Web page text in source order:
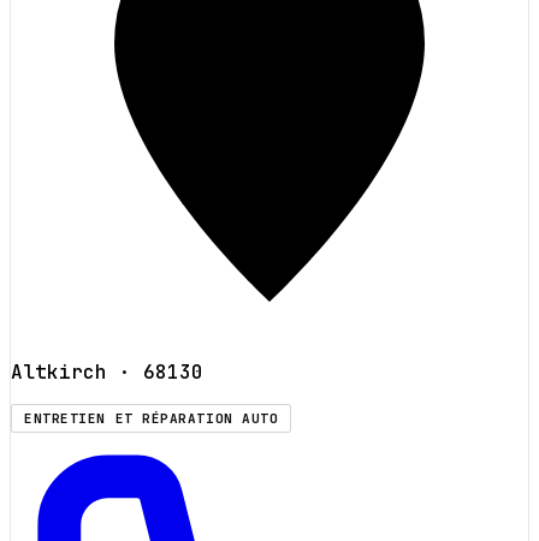
Altkirch · 68130
ENTRETIEN ET RÉPARATION AUTO